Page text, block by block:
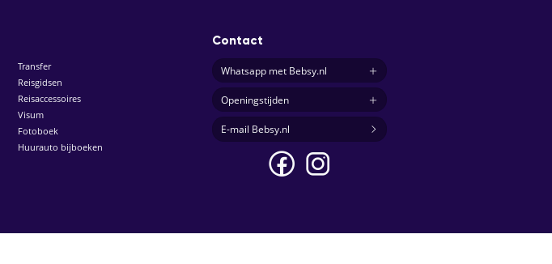
Transfer
Reisgidsen
Reisaccessoires
Visum
Fotoboek
Huurauto bijboeken
Contact
Whatsapp met Bebsy.nl
Openingstijden
E-mail Bebsy.nl